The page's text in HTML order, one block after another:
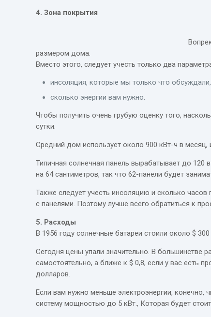
4. Зона покрытия
размером дома.
Вместо этого, следует учесть только два
инсоляция, которые мы только что обсуждали,
сколько энергии вам нужно.
Чтобы получить очень грубую оценку того,
сутки.
Средний дом использует около 900 кВт-ч в
Типичная солнечная панель вырабатывает до 120
на 64 сантиметров, так что 62-панели будет
Также следует учесть инсоляцию и сколько часов
с панелями. Поэтому лучше всего обратиться к
5. Расходы
В 1956 году солнечные батареи стоили около $
Сегодня цены упали значительно. В большинстве
самостоятельно, а ближе к $ 0,8, если у вас есть
долларов.
Если вам нужно меньше электроэнергии, конечно,
систему мощностью до 5 кВт., Которая будет